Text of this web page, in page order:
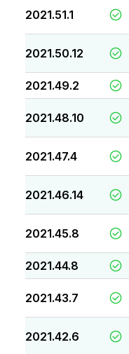
2021.51.1
2021.50.12
2021.49.2
2021.48.10
2021.47.4
2021.46.14
2021.45.8
2021.44.8
2021.43.7
2021.42.6